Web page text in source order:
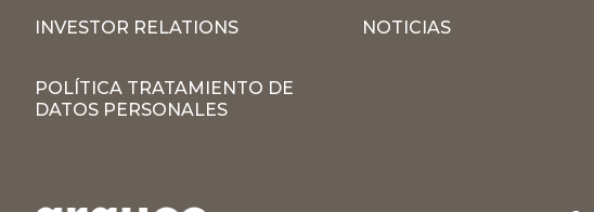
INVESTOR RELATIONS NOTICIAS
POLÍTICA TRATAMIENTO DE
DATOS PERSONALES